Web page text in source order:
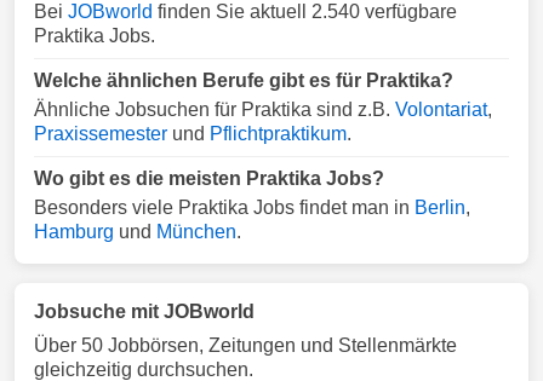
Bei JOBworld finden Sie aktuell 2.540 verfügbare
Praktika Jobs.
Welche ähnlichen Berufe gibt es für Praktika?
Ähnliche Jobsuchen für Praktika sind z.B. Volontariat,
Praxissemester und Pflichtpraktikum.
Wo gibt es die meisten Praktika Jobs?
Besonders viele Praktika Jobs findet man in Berlin,
Hamburg und München.
Jobsuche mit JOBworld
Über 50 Jobbörsen, Zeitungen und Stellenmärkte
gleichzeitig durchsuchen.